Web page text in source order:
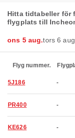
Hitta tidtabeller för
flygplats till
ons 5 aug.tors 6 aug.
Flyg nummer.
5J186 -
PR400 -
KE626 -